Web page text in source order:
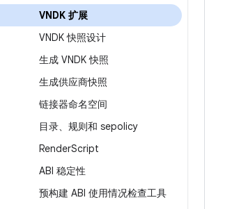
VNDK 扩展
VNDK 快照设计
生成 VNDK 快照
生成供应商快照
链接器命名空间
目录、规则和 sepolicy
RenderScript
ABI 稳定性
预构建 ABI 使用情况检查工具